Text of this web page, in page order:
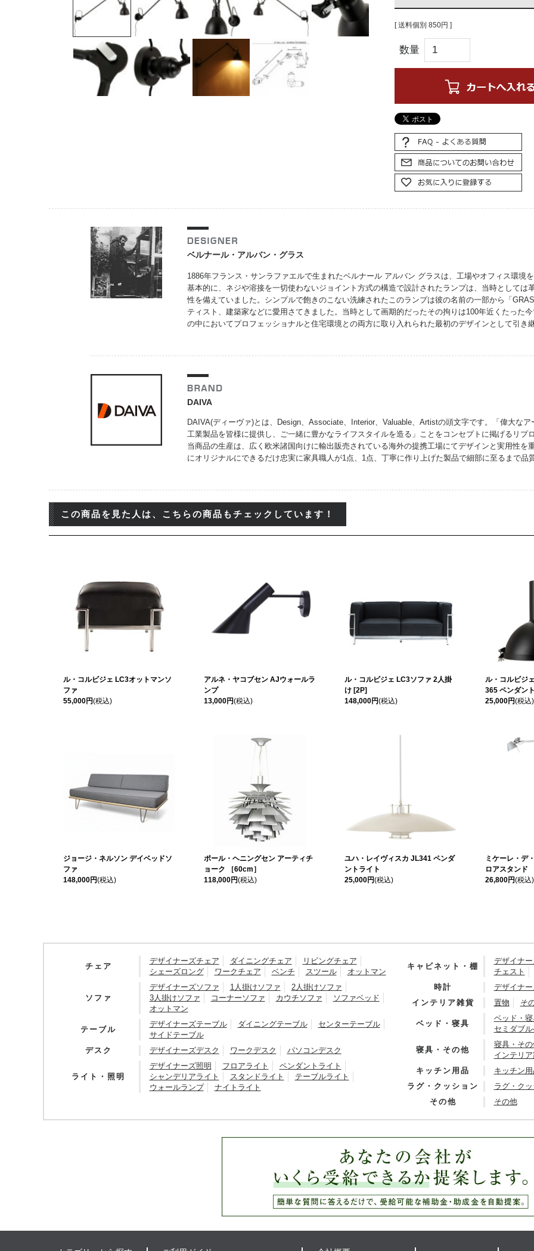
[ 送料個別 850円 ]
数量
ベルナール・アルバン・グラス
1886年フランス・サンラファエルで生まれたベルナール アルバン グラスは、工場やオフィス環境
基本的に、ネジや溶接を一切使わないジョイント方式の構造で設計されたランプは、当時としては
性を備えていました。シンプルで飽きのこない洗練されたこのランプは彼の名前の一部から「
ティスト、建築家などに愛用さてきました。当時として画期的だったその拘りは100年近くたった
の中においてプロフェッショナルと住宅環境との両方に取り入れられた最初のデザインとして引き
DAIVA
DAIVA(ディーヴァ)とは、Design、Associate、Interior、Valuable、Artistの頭文字です。「偉大な
工業製品を皆様に提供し、ご一緒に豊かなライフスタイルを造る」ことをコンセプトに掲げるリプ
当商品の生産は、広く欧米諸国向けに輸出販売されている海外の提携工場にてデザインと実用性を
にオリジナルにできるだけ忠実に家具職人が1点、1点、丁寧に作り上げた製品で細部に至るまで品
この商品を見た人は、こちらの商品もチェックしています！
ル・コルビジェ LC3オットマンソ
ファ
55,000円(税込)
アルネ・ヤコブセン AJウォールラ
ンプ
13,000円(税込)
ル・コルビジェ LC3ソファ 2人掛
け [2P]
148,000円(税込)
ル・コルビジ
365 ペンダン
25,000円(税込)
ジョージ・ネルソン デイベッドソ
ファ
148,000円(税込)
ポール・ヘニングセン アーティチ
ョーク ［60cm］
118,000円(税込)
ユハ・レイヴィスカ JL341 ペンダ
ントライト
25,000円(税込)
ミケーレ・デ
ロアスタンド
26,800円(税込)
チェア
デザイナーズチェア ダイニングチェア
リビングチェア
シェーズロング
ワークチェア ベンチ スツール オットマン
ソファ
デザイナーズソファ 1人掛けソファ
2人掛けソファ
3人掛けソファ
コーナーソファ カウチソファ
ソファベッド
オットマン
テーブル
デザイナーズテーブル ダイニングテーブル
センターテーブル
サイドテーブル
デスク
デザイナーズデスク ワークデスク パソコンデスク
ライト・照明
デザイナーズ照明 フロアライト
ペンダントライト
シャンデリアライト
スタンドライト
テーブルライト
ウォールランプ
ナイトライト
キャビネット・棚
デザイナ
チェスト
時計
デザイナ
インテリア雑貨
置物 そ
ベッド・寝具
ベッド・
セミダブ
寝具・その他
寝具・そ
インテリ
キッチン用品
キッチン
ラグ・クッション
ラグ・ク
その他
その他